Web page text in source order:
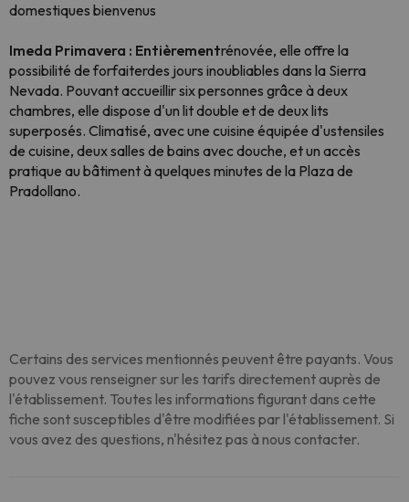
domestiques bienvenus
Imeda Primavera : Entièrementrénovée, elle offre la
possibilité de forfaiterdes jours inoubliables dans la Sierra
Nevada. Pouvant accueillir six personnes grâce à deux
chambres, elle dispose d'un lit double et de deux lits
superposés. Climatisé, avec une cuisine équipée d'ustensiles
de cuisine, deux salles de bains avec douche, et un accès
pratique au bâtiment à quelques minutes de la Plaza de
Pradollano.
Certains des services mentionnés peuvent être payants. Vous
pouvez vous renseigner sur les tarifs directement auprès de
l'établissement. Toutes les informations figurant dans cette
fiche sont susceptibles d'être modifiées par l'établissement. Si
vous avez des questions, n'hésitez pas à nous contacter.